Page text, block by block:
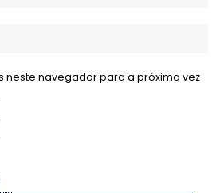
neste navegador para a próxima vez